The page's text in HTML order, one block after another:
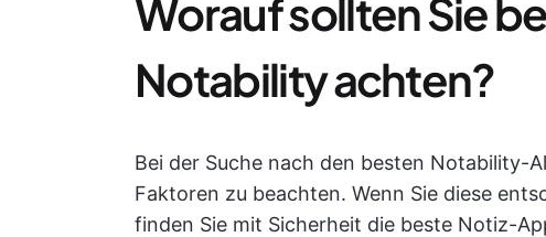
Worauf sollten Sie
Notability achten?
Bei der Suche nach den besten Notability-
Faktoren zu beachten. Wenn Sie diese
finden Sie mit Sicherheit die beste Notiz-